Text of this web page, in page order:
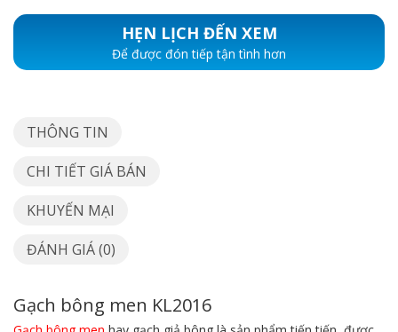
HẸN LỊCH ĐẾN XEM
Để được đón tiếp tận tình hơn
THÔNG TIN
CHI TIẾT GIÁ BÁN
KHUYẾN MẠI
ĐÁNH GIÁ (0)
Gạch bông men KL2016